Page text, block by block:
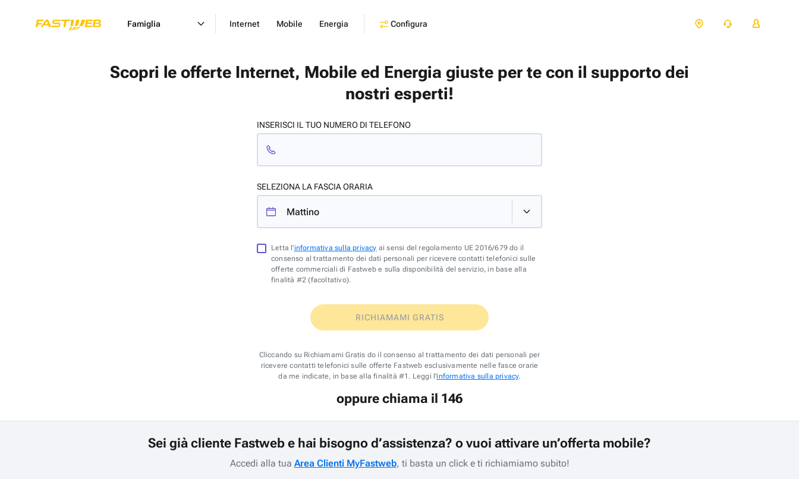
Famiglia Internet Mobile Energia Configura
Scopri le offerte Internet, Mobile ed Energia giuste per te con il supporto dei
nostri esperti!
INSERISCI IL TUO NUMERO DI TELEFONO
SELEZIONA LA FASCIA ORARIA
Letta l'informativa sulla privacy ai sensi del regolamento UE 2016/679 do il
consenso al trattamento dei dati personali per ricevere contatti telefonici sulle
offerte commerciali di Fastweb e sulla disponibilità del servizio, in base alla
finalità #2 (facoltativo).
RICHIAMAMI GRATIS
Cliccando su Richiamami Gratis do il consenso al trattamento dei dati personali per
ricevere contatti telefonici sulle offerte Fastweb esclusivamente nelle fasce orarie
da me indicate, in base alla finalità #1. Leggi l'informativa sulla privacy.
oppure chiama il 146
Sei già cliente Fastweb e hai bisogno d’assistenza? o vuoi attivare un’offerta mobile?
Accedi alla tua Area Clienti MyFastweb, ti basta un click e ti richiamiamo subito!